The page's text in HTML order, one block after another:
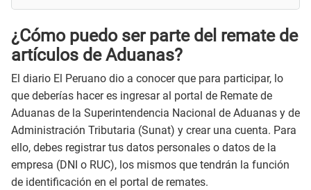
¿Cómo puedo ser parte del remate de
artículos de Aduanas?
El diario El Peruano dio a conocer que para participar, lo
que deberías hacer es ingresar al portal de Remate de
Aduanas de la Superintendencia Nacional de Aduanas y de
Administración Tributaria (Sunat) y crear una cuenta. Para
ello, debes registrar tus datos personales o datos de la
empresa (DNI o RUC), los mismos que tendrán la función
de identificación en el portal de remates.